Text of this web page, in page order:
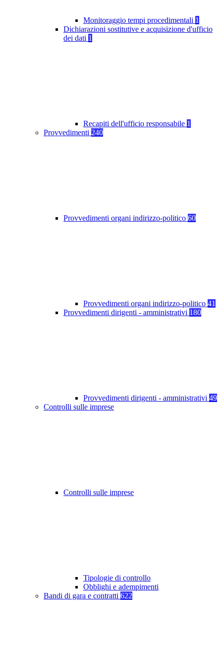
Monitoraggio tempi procedimentali 1
Dichiarazioni sostitutive e acquisizione d'ufficio
dei dati 1
Recapiti dell'ufficio responsabile 1
Provvedimenti 240
Provvedimenti organi indirizzo-politico 60
Provvedimenti organi indirizzo-politico 41
Provvedimenti dirigenti - amministrativi 180
Provvedimenti dirigenti - amministrativi 49
Controlli sulle imprese
Controlli sulle imprese
Tipologie di controllo
Obblighi e adempimenti
Bandi di gara e contratti 622